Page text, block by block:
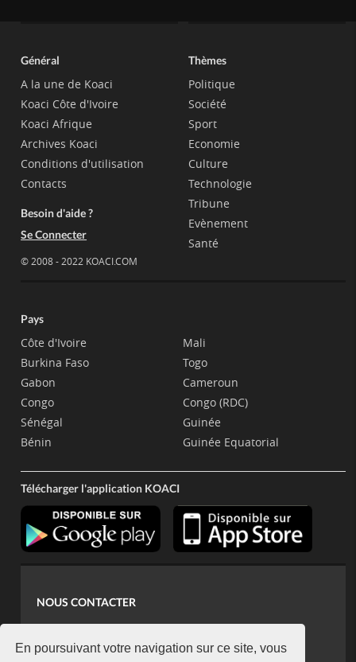
En poursuivant votre navigation sur ce site, vous
Général
A la une de Koaci
Koaci Côte d'Ivoire
Koaci Afrique
Archives Koaci
Conditions d'utilisation
Contacts
Besoin d'aide ?
Se Connecter
© 2008 - 2022 KOACI.COM
Thèmes
Politique
Société
Sport
Economie
Culture
Technologie
Tribune
Evènement
Santé
Pays
Côte d'Ivoire
Burkina Faso
Gabon
Congo
Sénégal
Bénin
Mali
Togo
Cameroun
Congo (RDC)
Guinée
Guinée Equatorial
Télécharger l'application KOACI
NOUS CONTACTER
koaci@yahoo.fr